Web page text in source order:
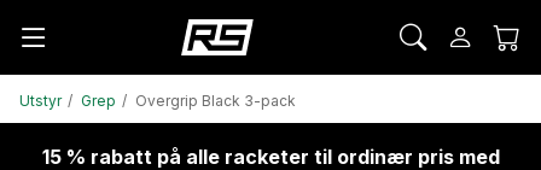
Utstyr Grep Overgrip Black 3-pack
15 % rabatt på alle racketer til ordinær pris med